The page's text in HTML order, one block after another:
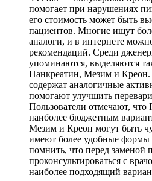
помогает при нарушениях
его стоимость может быть
пациентов. Многие ищут
аналоги, и в интернете
рекомендаций. Среди
упоминаются, выделяются
Панкреатин, Мезим и Креон.
содержат аналогичные
помогают улучшить
Пользователи отмечают, что
наиболее бюджетным
Мезим и Креон могут быть
имеют более удобные
помнить, что перед заменой
проконсультироваться с
наиболее подходящий